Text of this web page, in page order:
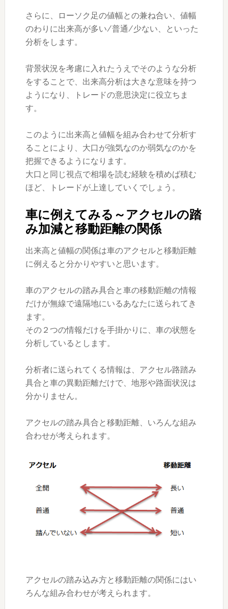
さらに、ローソク足の値幅との兼ね合い、値幅
のわりに出来高が多い/普通/少ない、といった
分析をします。
背景状況を考慮に入れたうえでそのような分析
をすることで、出来高分析は大きな意味を持つ
ようになり、トレードの意思決定に役立ちま
す。
このように出来高と値幅を組み合わせて分析す
ることにより、大口が強気なのか弱気なのかを
把握できるようになります。
大口と同じ視点で相場を読む経験を積めば積む
ほど、トレードが上達していくでしょう。
車に例えてみる～アクセルの踏
み加減と移動距離の関係
出来高と値幅の関係は車のアクセルと移動距離
に例えると分かりやすいと思います。
車のアクセルの踏み具合と車の移動距離の情報
だけが無線で遠隔地にいるあなたに送られてき
ます。
その２つの情報だけを手掛かりに、車の状態を
分析しているとします。
分析者に送られてくる情報は、アクセル路踏み
具合と車の異動距離だけで、地形や路面状況は
分かりません。
アクセルの踏み具合と移動距離、いろんな組み
合わせが考えられます。
アクセルの踏み込み方と移動距離の関係にはい
ろんな組み合わせが考えられます。